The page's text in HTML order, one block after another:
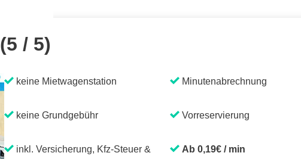
(5 / 5)
keine Mietwagenstation
keine Grundgebühr
inkl. Versicherung, Kfz-Steuer &
Minutenabrechnung
Vorreservierung
Ab 0,19€ / min